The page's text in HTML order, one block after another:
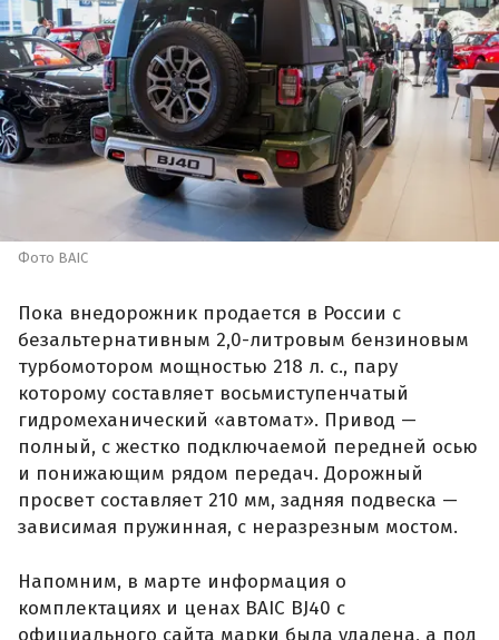
Фото BAIC
Пока внедорожник продается в России с
безальтернативным 2,0-литровым бензиновым
турбомотором мощностью 218 л. с., пару
которому составляет восьмиступенчатый
гидромеханический «автомат». Привод —
полный, с жестко подключаемой передней осью
и понижающим рядом передач. Дорожный
просвет составляет 210 мм, задняя подвеска —
зависимая пружинная, с неразрезным мостом.
Напомним, в марте информация о
комплектациях и ценах BAIC BJ40 с